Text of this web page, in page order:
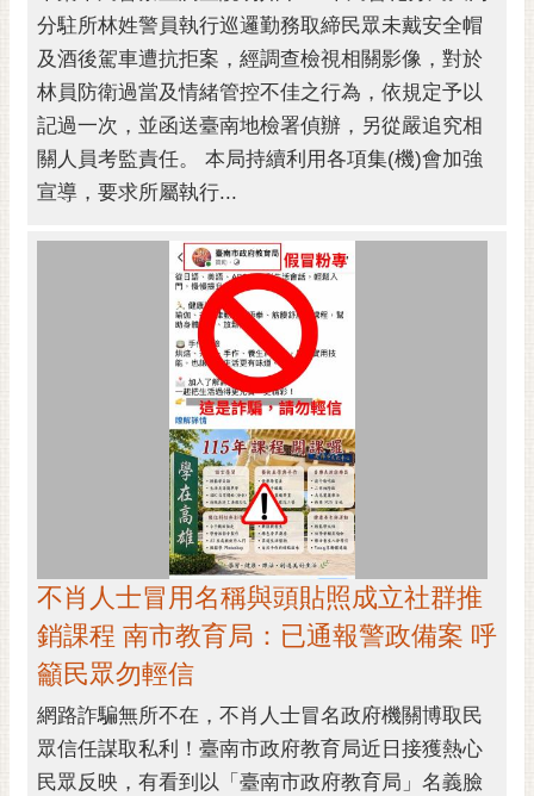
分駐所林姓警員執行巡邏勤務取締民眾未戴安全帽
及酒後駕車遭抗拒案，經調查檢視相關影像，對於
林員防衛過當及情緒管控不佳之行為，依規定予以
記過一次，並函送臺南地檢署偵辦，另從嚴追究相
關人員考監責任。 本局持續利用各項集(機)會加強
宣導，要求所屬執行...
不肖人士冒用名稱與頭貼照成立社群推
銷課程 南市教育局：已通報警政備案 呼
籲民眾勿輕信
網路詐騙無所不在，不肖人士冒名政府機關博取民
眾信任謀取私利！臺南市政府教育局近日接獲熱心
民眾反映，有看到以「臺南市政府教育局」名義臉